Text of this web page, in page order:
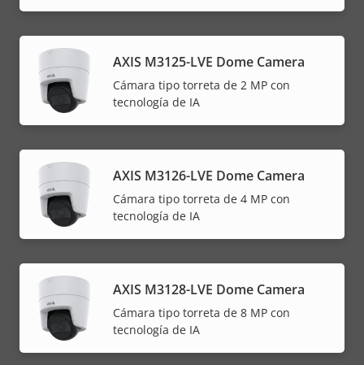
AXIS M3125-LVE Dome Camera
Cámara tipo torreta de 2 MP con
tecnología de IA
AXIS M3126-LVE Dome Camera
Cámara tipo torreta de 4 MP con
tecnología de IA
AXIS M3128-LVE Dome Camera
Cámara tipo torreta de 8 MP con
tecnología de IA